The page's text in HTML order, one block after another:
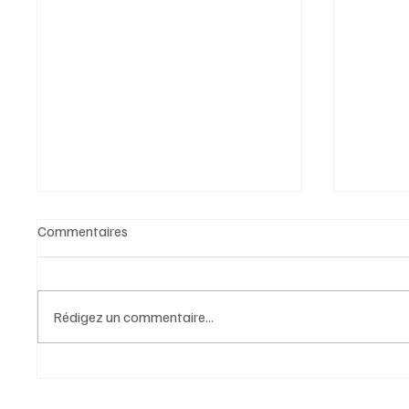
Commentaires
Rédigez un commentaire...